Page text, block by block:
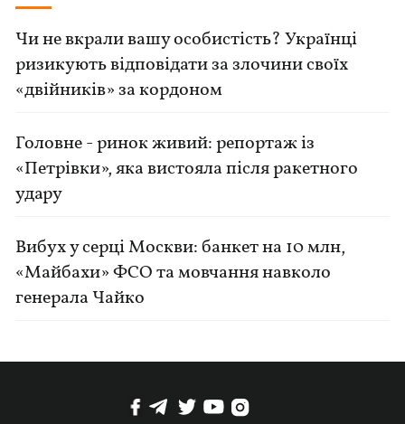
Чи не вкрали вашу особистість? Українці
ризикують відповідати за злочини своїх
«двійників» за кордоном
Головне - ринок живий: репортаж із
«Петрівки», яка вистояла після ракетного
удару
Вибух у серці Москви: банкет на 10 млн,
«Майбахи» ФСО та мовчання навколо
генерала Чайко